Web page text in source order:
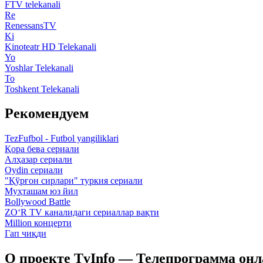
FTV telekanali
Re
RenessansTV
Ki
Kinoteatr HD Telekanali
Yo
Yoshlar Telekanali
To
Toshkent Telekanali
Рекомендуем
TezFufbol - Futbol yangiliklari
Қора бева сериали
Алҳазар сериали
Oydin сериали
"Қўрғон сирлари" туркия сериали
Муҳташам юз йил
Bollywood Battle
ZO‘R TV каналидаги сериаллар вақти
Million концерти
Гап чиқди
О проекте TvInfo — Телепрограмма